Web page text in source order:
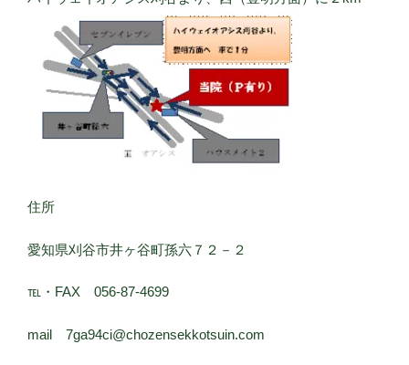
住所
愛知県刈谷市井ヶ谷町孫六７２－２
℡・FAX 056-87-4699
mail 7ga94ci@chozensekkotsuin.com